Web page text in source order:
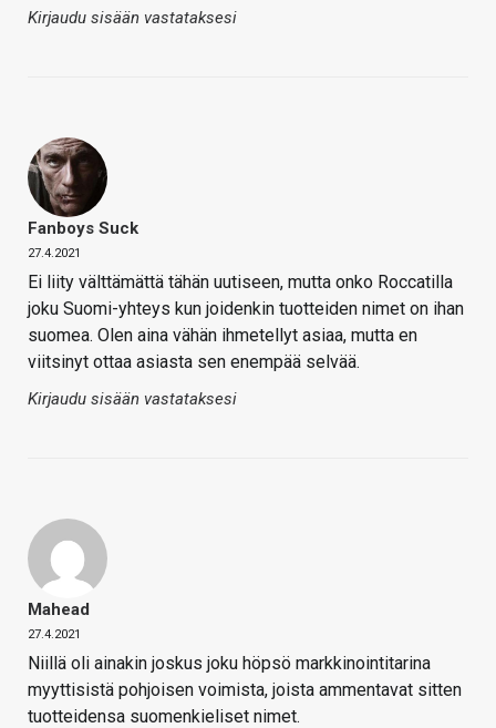
Kirjaudu sisään vastataksesi
Fanboys Suck
27.4.2021
Ei liity välttämättä tähän uutiseen, mutta onko Roccatilla
joku Suomi-yhteys kun joidenkin tuotteiden nimet on ihan
suomea. Olen aina vähän ihmetellyt asiaa, mutta en
viitsinyt ottaa asiasta sen enempää selvää.
Kirjaudu sisään vastataksesi
Mahead
27.4.2021
Niillä oli ainakin joskus joku höpsö markkinointitarina
myyttisistä pohjoisen voimista, joista ammentavat sitten
tuotteidensa suomenkieliset nimet.